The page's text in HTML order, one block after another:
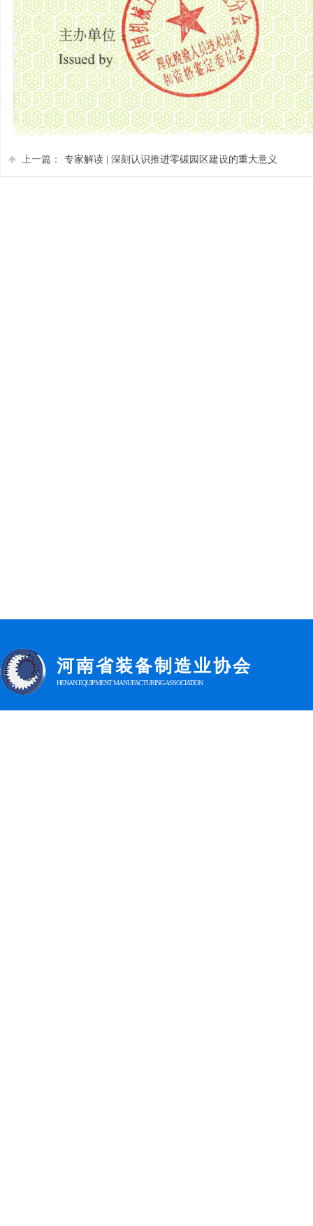
上一篇： 专家解读 | 深刻认识推进零碳园区建设的重大意义
河南省装备制造业协会
HENAN EQUIPMENT MANUFACTURING ASSOCIATION